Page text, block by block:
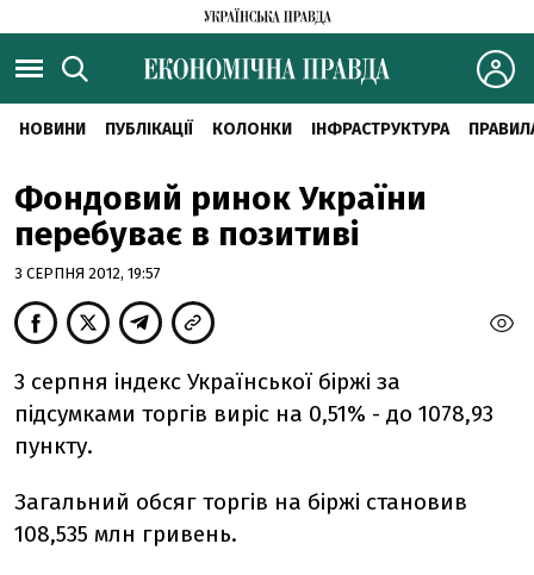
НОВИНИ ПУБЛІКАЦІЇ КОЛОНКИ ІНФРАСТРУКТУРА
Фондовий ринок України
перебуває в позитиві
3 СЕРПНЯ 2012, 19:57
3 серпня індекс Української біржі за
підсумками торгів виріс на 0,51% - до 1078,93
пункту.
Загальний обсяг торгів на біржі становив
108,535 млн гривень.